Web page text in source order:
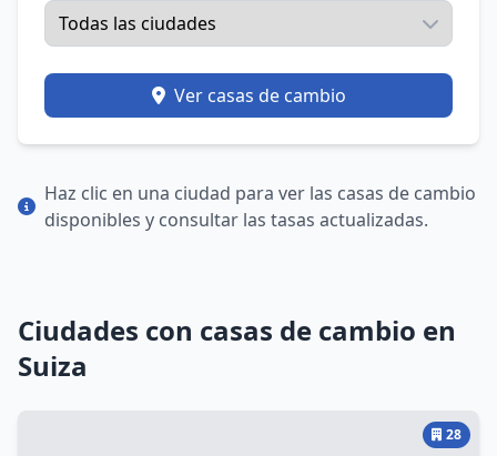
Ver casas de cambio
Haz clic en una ciudad para ver las casas de cambio
disponibles y consultar las tasas actualizadas.
Ciudades con casas de cambio en
Suiza
28